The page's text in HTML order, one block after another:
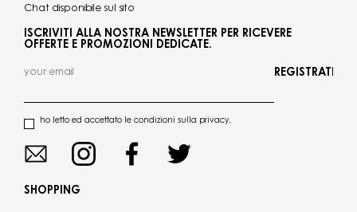
Chat disponibile sul sito
ISCRIVITI ALLA NOSTRA NEWSLETTER PER RICEVERE
OFFERTE E PROMOZIONI DEDICATE.
ho letto ed accettato le condizioni sulla privacy.
REGISTRATI
SHOPPING